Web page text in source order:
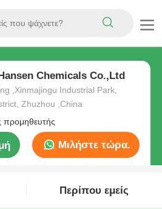
Chemicals Co.,Ltd
,Xinmajingu Industrial Park,
Zhuzhou ,China
προμηθευτής
Μιλήστε τώρα.
Περίπου εμείς